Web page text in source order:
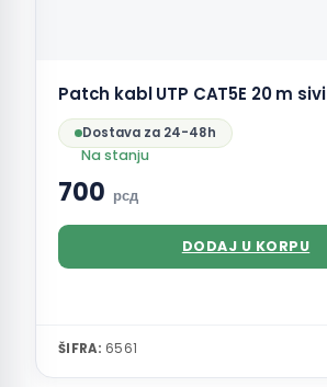
Patch kabl UTP CAT5E 20 m sivi
Dostava za 24-48h
Na stanju
700 рсд
DODAJ U KORPU
ŠIFRA: 6561